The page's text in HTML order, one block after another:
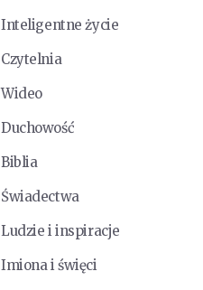
Inteligentne życie
Czytelnia
Wideo
Duchowość
Biblia
Świadectwa
Ludzie i inspiracje
Imiona i święci